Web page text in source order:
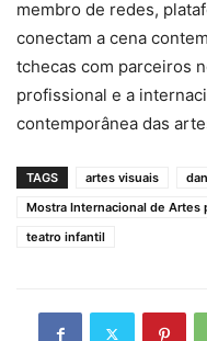
membro de redes,
conectam a cena
tchecas com parceiros
profissional e a
contemporânea das
TAGS artes visuais
Mostra Internacional de Artes
teatro infantil